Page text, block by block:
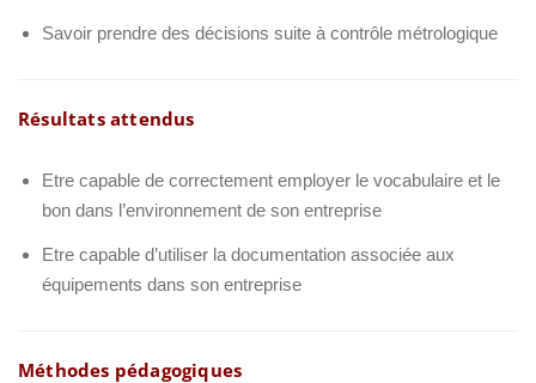
Savoir prendre des décisions suite à contrôle métrologique
Résultats attendus
Etre capable de correctement employer le vocabulaire et le
bon dans l’environnement de son entreprise
Etre capable d’utiliser la documentation associée aux
équipements dans son entreprise
Méthodes pédagogiques